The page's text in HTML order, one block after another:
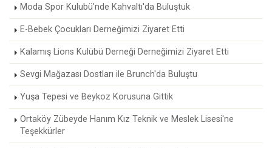
Moda Spor Kulubü'nde Kahvaltı'da Buluştuk
E-Bebek Çocukları Derneğimizi Ziyaret Etti
Kalamış Lions Kulübü Derneği Derneğimizi Ziyaret Etti
Sevgi Mağazası Dostları ile Brunch'da Buluştu
Yuşa Tepesi ve Beykoz Korusuna Gittik
Ortaköy Zübeyde Hanım Kız Teknik ve Meslek Lisesi'ne
Teşekkürler